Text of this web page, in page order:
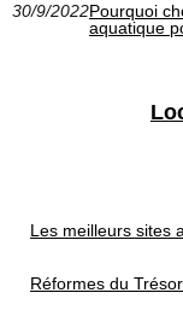
30/9/2022Pourquoi
aquatique
Les meilleurs sites a
Réformes du Trésor